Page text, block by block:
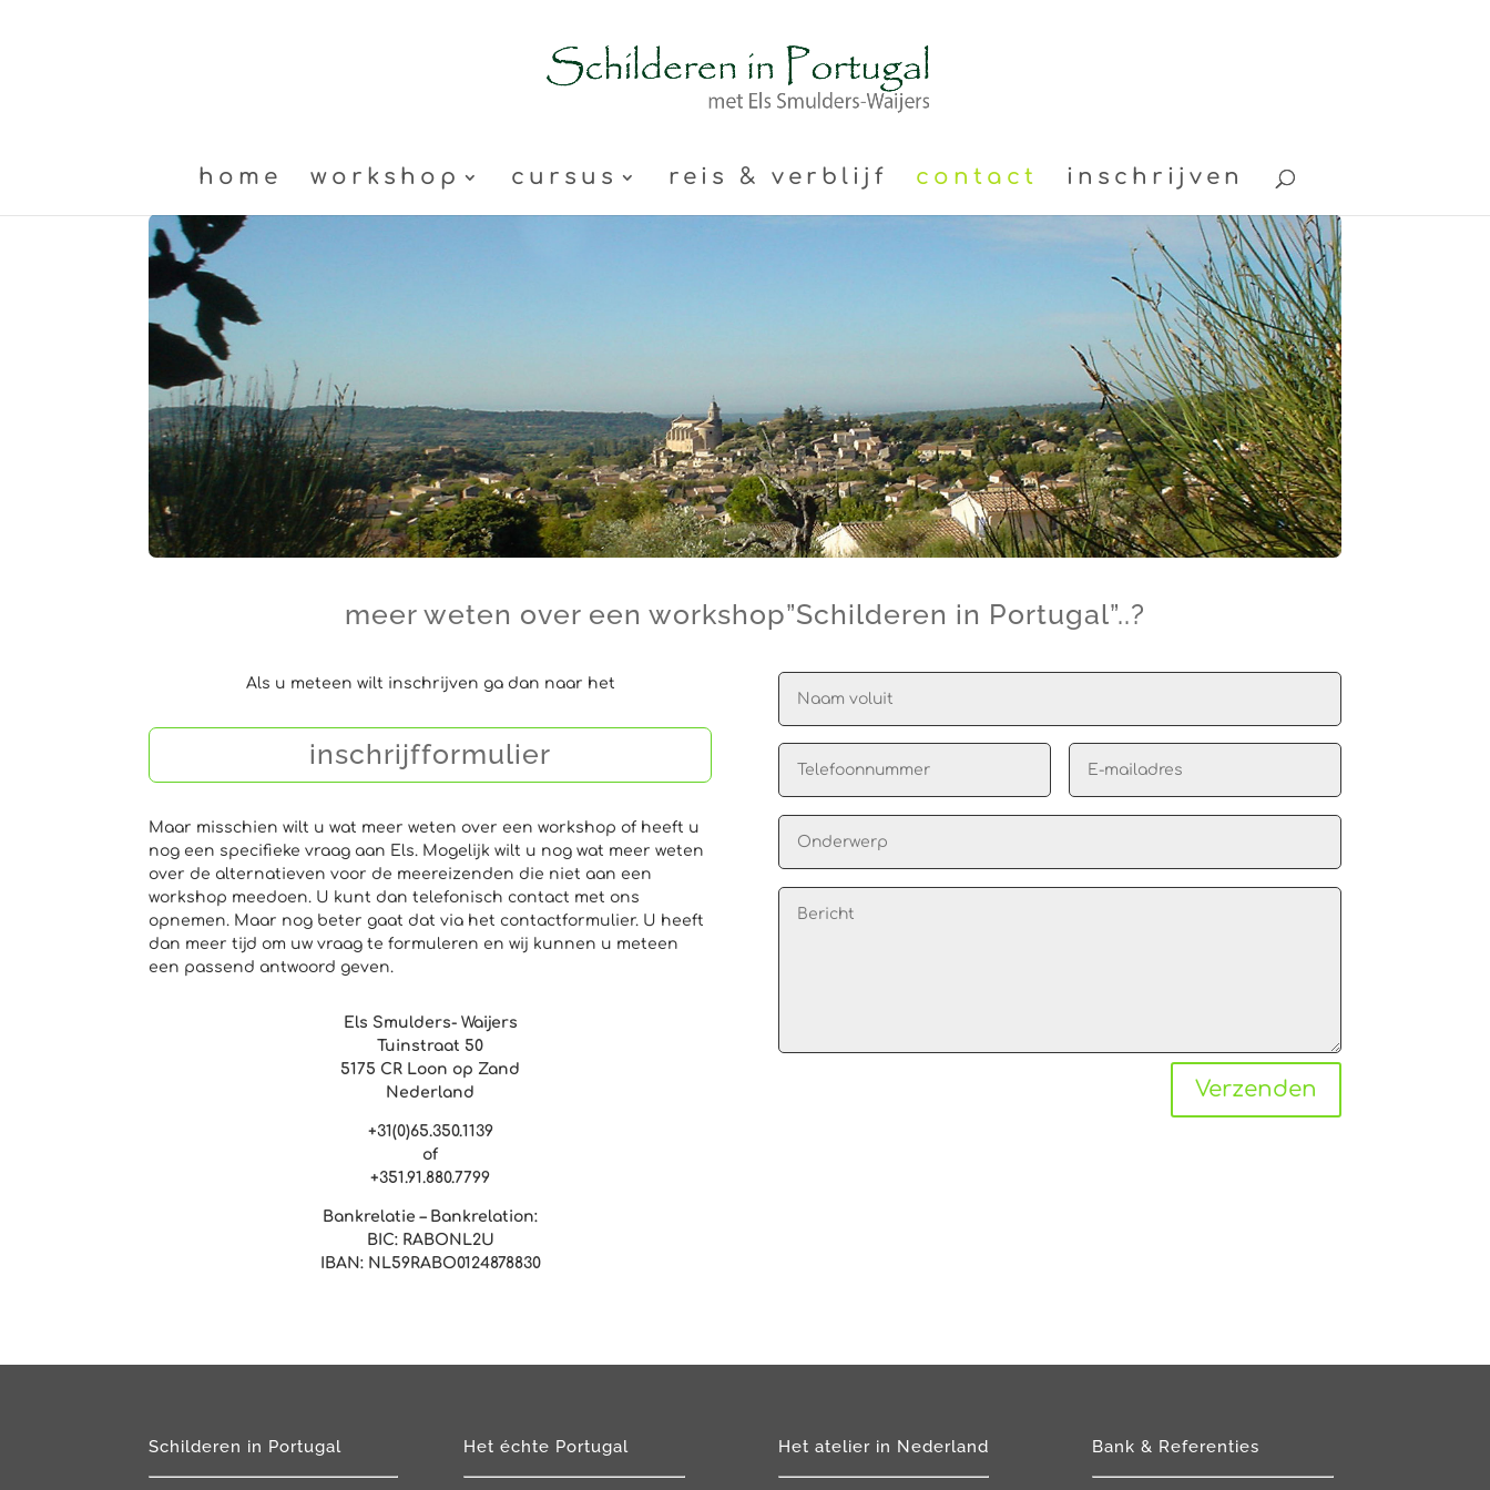
home workshop cursus reis & verblijf contact inschrijven
meer weten over een workshop”Schilderen in Portugal”..?
Als u meteen wilt inschrijven ga dan naar het
inschrijfformulier
Maar misschien wilt u wat meer weten over een workshop of heeft u
nog een specifieke vraag aan Els. Mogelijk wilt u nog wat meer weten
over de alternatieven voor de meereizenden die niet aan een
workshop meedoen. U kunt dan telefonisch contact met ons
opnemen. Maar nog beter gaat dat via het contactformulier. U heeft
dan meer tijd om uw vraag te formuleren en wij kunnen u meteen
een passend antwoord geven.
Els Smulders- Waijers
Tuinstraat 50
5175 CR Loon op Zand
Nederland
+31(0)65.350.1139
of
+351.91.880.7799
Bankrelatie – Bankrelation:
BIC: RABONL2U
IBAN: NL59RABO0124878830
Verzenden
Schilderen in Portugal Het échte Portugal Het atelier in Nederland Bank & Referenties